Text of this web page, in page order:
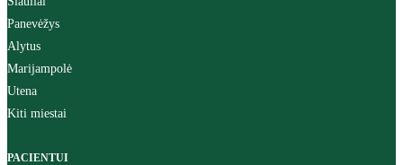
Panevėžys
Alytus
Marijampolė
Utena
Kiti miestai
PACIENTUI